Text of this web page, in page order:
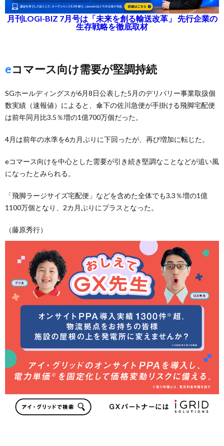
月刊LOGI-BIZ 7月号は「未来を創る輸送改革」 先行企業の
生存戦略を徹底取材
eコマース向け需要が堅調持続
SGホールディングスが6月8日公表した5月のデリバリー事業取扱個
数実績（速報値）によると、傘下の佐川急便が手掛ける飛脚宅配便
は前年同月比3.5％増の1億700万個だった。
4月は前年の水準を6カ月ぶりに下回ったが、再び増加に転じた。
eコマース向けを中心とした需要が引き続き堅調なことなどが追い風
になったとみられる。
「飛脚ラージサイズ宅配便」などを含めた全体でも3.3％増の1億
1100万個となり、2カ月ぶりにプラスとなった。
（藤原秀行）